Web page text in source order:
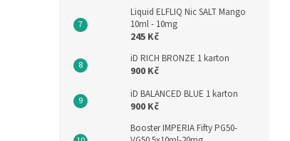
Liquid ELFLIQ Nic SALT Mango
10ml - 10mg
245 Kč
iD RICH BRONZE 1 karton
900 Kč
iD BALANCED BLUE 1 karton
900 Kč
Booster IMPERIA Fifty PG50-